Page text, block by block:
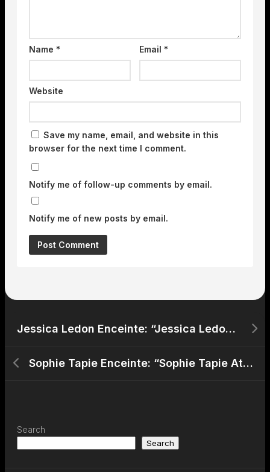
Name * Email*
Website
Save my name, email, and website in this
browser for the next time I comment.
Notify me of follow-up comments by email.
Notify me of new posts by email.
Jessica Ledon Enceinte: “Jessica Ledon: Rumeurs de Grossesse et Vie Privée avec DavidGuetta”
Sophie Tapie Enceinte: “Sophie Tapie Attend Son Premier Enfant avec BaptisteGermain”
Search
Search